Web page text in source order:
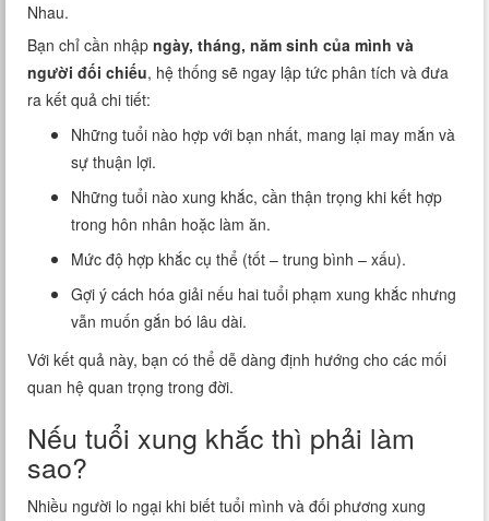
Nhau.
Bạn chỉ cần nhập ngày, tháng, năm sinh của mình và
người đối chiếu, hệ thống sẽ ngay lập tức phân tích và đưa
ra kết quả chi tiết:
Những tuổi nào hợp với bạn nhất, mang lại may mắn và
sự thuận lợi.
Những tuổi nào xung khắc, cần thận trọng khi kết hợp
trong hôn nhân hoặc làm ăn.
Mức độ hợp khắc cụ thể (tốt – trung bình – xấu).
Gợi ý cách hóa giải nếu hai tuổi phạm xung khắc nhưng
vẫn muốn gắn bó lâu dài.
Với kết quả này, bạn có thể dễ dàng định hướng cho các mối
quan hệ quan trọng trong đời.
Nếu tuổi xung khắc thì phải làm
sao?
Nhiều người lo ngại khi biết tuổi mình và đối phương xung